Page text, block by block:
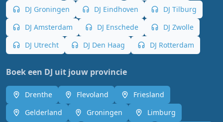
DJ Groningen
DJ Eindhoven
DJ Tilburg
DJ Amsterdam
DJ Enschede
DJ Zwolle
DJ Utrecht
DJ Den Haag DJ Rotterdam
Boek een DJ uit jouw provincie
Drenthe Flevoland
Friesland
Gelderland
Groningen
Limburg